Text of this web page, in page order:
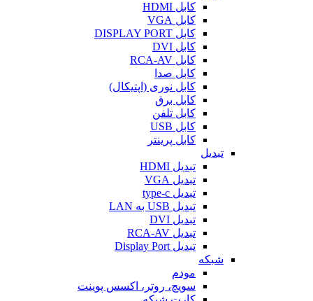
کابل HDMI
کابل VGA
کابل DISPLAY PORT
کابل DVI
کابل RCA-AV
کابل صدا
کابل نوری (اپتیکال)
کابل برق
کابل تلفن
کابل USB
کابل پرینتر
تبدیل
تبدیل HDMI
تبدیل VGA
تبدیل type-c
تبدیل USB به LAN
تبدیل DVI
تبدیل RCA-AV
تبدیل Display Port
شبکه
مودم
سویچ، روتر، اکسس پوینت